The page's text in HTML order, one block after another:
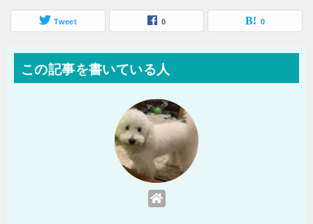
Tweet 0 0
この記事を書いている人